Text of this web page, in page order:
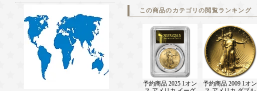
この商品のカテゴリの閲覧ランキング
予約商品 2025 1オン
予約商品 2009 1オン